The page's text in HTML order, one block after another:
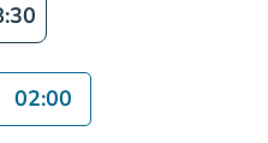
02:00